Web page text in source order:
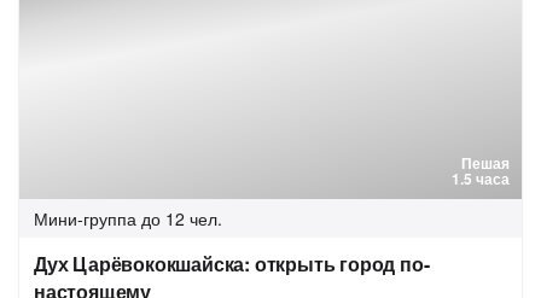
Пешая
1.5 часа
Мини-группа до 12 чел.
Дух Царёвококшайска: открыть город по-
настоящему